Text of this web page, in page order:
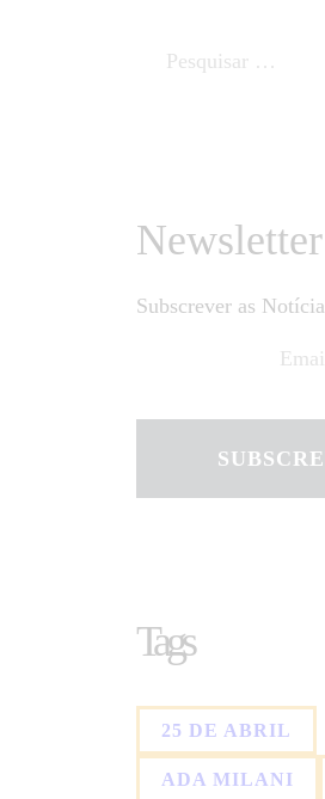
Newsletter
Subscrever as
Tags
25 DE ABRIL
ADA MILANI